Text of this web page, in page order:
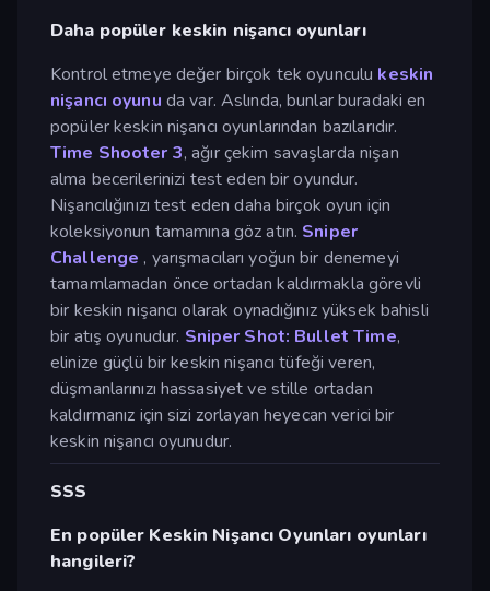
Daha popüler keskin nişancı oyunları
Kontrol etmeye değer birçok tek oyunculu keskin
nişancı oyunu da var. Aslında, bunlar buradaki en
popüler keskin nişancı oyunlarından bazılarıdır.
Time Shooter 3, ağır çekim savaşlarda nişan
alma becerilerinizi test eden bir oyundur.
Nişancılığınızı test eden daha birçok oyun için
koleksiyonun tamamına göz atın. Sniper
Challenge , yarışmacıları yoğun bir denemeyi
tamamlamadan önce ortadan kaldırmakla görevli
bir keskin nişancı olarak oynadığınız yüksek bahisli
bir atış oyunudur. Sniper Shot: Bullet Time,
elinize güçlü bir keskin nişancı tüfeği veren,
düşmanlarınızı hassasiyet ve stille ortadan
kaldırmanız için sizi zorlayan heyecan verici bir
keskin nişancı oyunudur.
SSS
En popüler Keskin Nişancı Oyunları oyunları
hangileri?